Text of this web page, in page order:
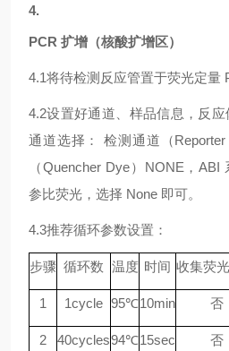
4.
PCR 扩增（核酸扩增区）
4.1将待检测反应管置于荧光定量
4.2设置好通道、样品信息，反应
通道选择： 检测通道（
（Quencher Dye）NONE，
参比荧光，选择 None 即可。
4.3推荐循环参数设置：
步骤 循环数 温度 时间 收集荧
1 1cycle 95℃10min 否
2 40cycles94℃15sec 否